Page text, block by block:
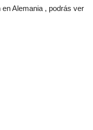
Alemania , podrás ver